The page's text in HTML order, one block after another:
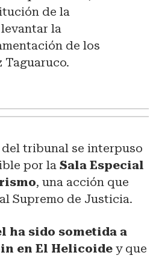
de la
la
de los
Taguaruco.
tribunal se interpuso
por laSala Especial
, una acción que
Supremo de Justicia.
ha sido sometida a
en El Helicoide y que